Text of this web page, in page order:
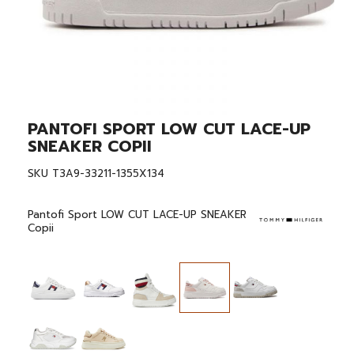
Skip
to
the
beginning
of
gallery
PANTOFI SPORT LOW CUT LACE-UP
SNEAKER COPII
SKU T3A9-33211-1355X134
Pantofi Sport LOW CUT LACE-UP SNEAKER
Copii